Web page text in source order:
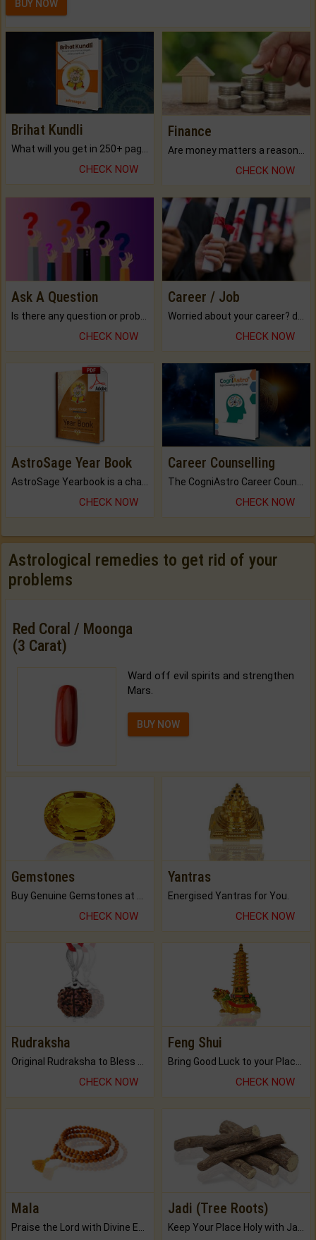
BUY NOW
Brihat Kundli
CHECK NOW
Finance
CHECK NOW
Ask A Question
Is there any question or problem lingering.
CHECK NOW
Career / Job
Worried about your career? don't know what is.
CHECK NOW
AstroSage Year Book
AstroSage Yearbook is a channel to fulfill your dreams and destiny.
CHECK NOW
Career Counselling
The CogniAstro Career Counselling Report is the most comprehensive report available on this topic.
CHECK NOW
Astrological remedies to get rid of your
problems
Red Coral / Moonga
(3 Carat)
Ward off evil spirits and strengthen
Mars.
BUY NOW
Gemstones
CHECK NOW
Yantras
Energised Yantras for You.
CHECK NOW
Rudraksha
CHECK NOW
Feng Shui
CHECK NOW
Mala Jadi (Tree Roots)